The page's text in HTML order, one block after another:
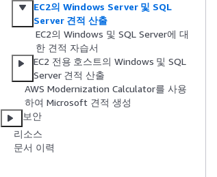
EC2의 Windows Server 및 SQL
Server 견적 산출
EC2의 Windows 및 SQL Server에 대
한 견적 자습서
EC2 전용 호스트의 Windows 및 SQL
Server 견적 산출
AWS Modernization Calculator를 사용
하여 Microsoft 견적 생성
보안
리소스
문서 이력